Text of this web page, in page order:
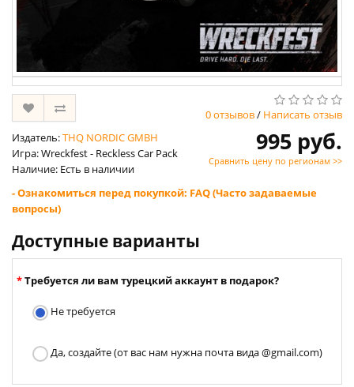
0 отзывов/ Написать отзыв
Издатель:THQ NORDIC GMBH
Игра: Wreckfest - Reckless Car Pack
Наличие: Есть в наличии
995 руб.
Сравнить цену по регионам >>
- Ознакомиться перед покупкой: FAQ (Часто задаваемые
вопросы)
Доступные варианты
Требуется ли вам турецкий аккаунт в подарок?
Не требуется
Да, создайте (от вас нам нужна почта вида @gmail.com)